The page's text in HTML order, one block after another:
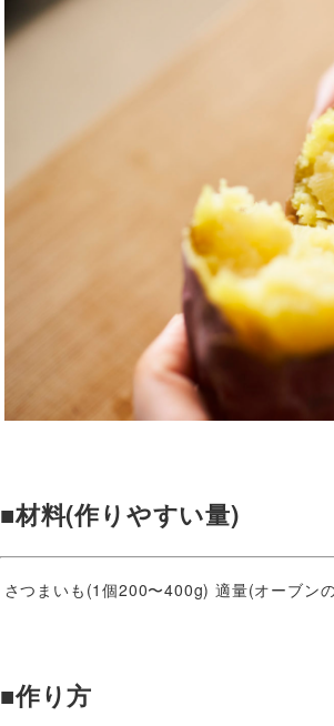
■材料(作りやすい量)
さつまいも(1個200〜400g) 適量(オーブン
■作り方